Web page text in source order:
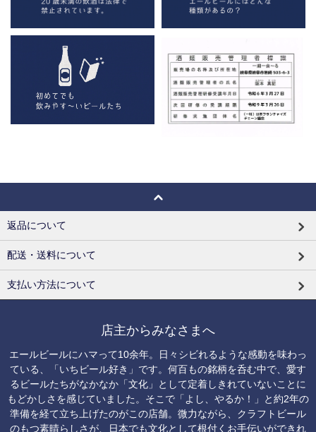
返品について
配送・送料について
支払い方法について
店主からみなさまへ
エールビールにハマって10余年。日々シビれるような感動を味わっ
ている、「いちビール好き」です。何百もの銘柄を呑む中で、愛す
るビールたちがなかなか「文化」として定着しきれていないことに
もどかしさを感じていました。そこで「よし、やるか！」と約2年の
準備を経て立ち上げたのがこの店舗。微力ながら、クラフトビール
のもつ素晴らしさが、日本でも文化として根付くお手伝いができれ